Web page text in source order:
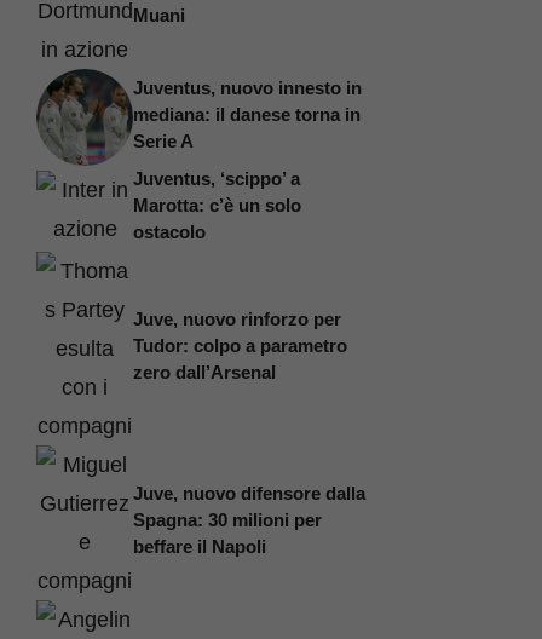
Muani
Juventus, nuovo innesto in
mediana: il danese torna in
Serie A
Juventus, ‘scippo’ a
Marotta: c’è un solo
ostacolo
Juve, nuovo rinforzo per
Tudor: colpo a parametro
zero dall’Arsenal
Juve, nuovo difensore dalla
Spagna: 30 milioni per
beffare il Napoli